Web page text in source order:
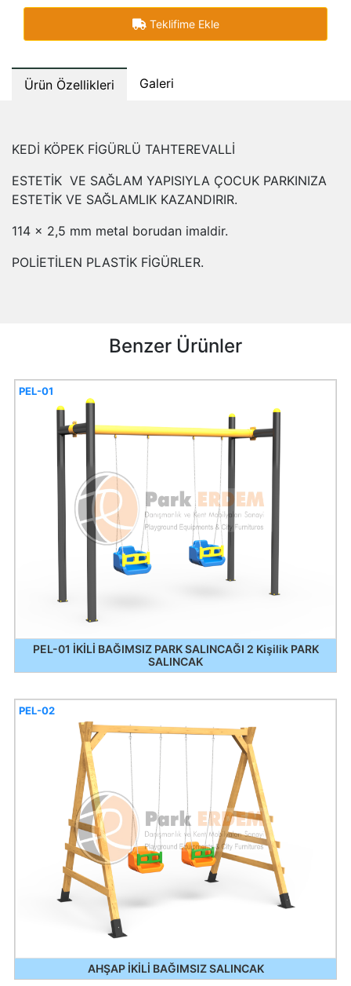
Teklifime Ekle
Ürün Özellikleri Galeri
KEDİ KÖPEK FİGÜRLÜ TAHTEREVALLİ
ESTETİK VE SAĞLAM YAPISIYLA ÇOCUK PARKINIZA
ESTETİK VE SAĞLAMLIK KAZANDIRIR.
114 x 2,5 mm metal borudan imaldir.
POLİETİLEN PLASTİK FİGÜRLER.
Benzer Ürünler
PEL-01 İKİLİ BAĞIMSIZ PARK SALINCAĞI 2 Kişilik PARK
SALINCAK
PEL-01
AHŞAP İKİLİ BAĞIMSIZ SALINCAK
PEL-02